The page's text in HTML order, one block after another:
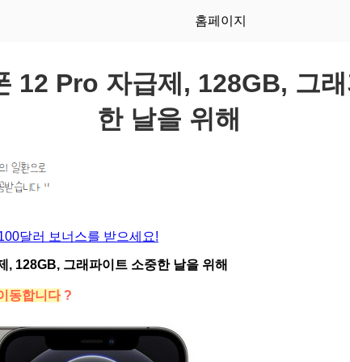
홈페이지
12 Pro 자급제, 128GB, 그
한 날을 위해
달러 보너스를 받으세요!
128GB, 그래파이트 소중한 날을 위해
동합니다 ?